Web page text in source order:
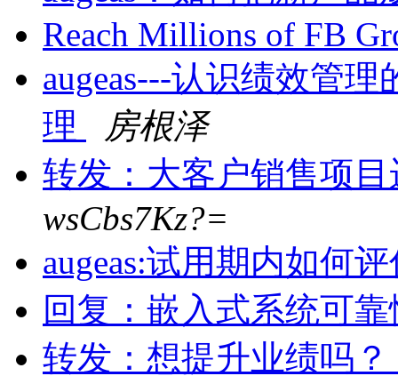
Reach Millions of FB
augeas---认识绩效管
理
房根泽
转发：大客户销售项
wsCbs7Kz?=
augeas:试用期内如何
回复：嵌入式系统可
转发：想提升业绩吗？